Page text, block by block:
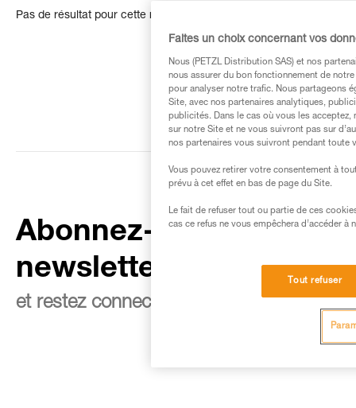
Pas de résultat pour cette recherche
Abonnez-vous à la
newsletter
et restez connecté à notre actualité
Faites un choix concernant vos
Nous (PETZL Distribution SAS) et nos
nous assurer du bon fonctionnement de
pour analyser notre trafic. Nous partageons
Site, avec nos partenaires analytiques,
publicités. Dans le cas où vous les
sur notre Site et ne vous suivront pas sur
nos partenaires vous suivront pendant toute
Vous pouvez retirer votre consentement à
prévu à cet effet en bas de page du Site.
Le fait de refuser tout ou partie de ces
cas ce refus ne vous empêchera d’accéder à
Tout refuser